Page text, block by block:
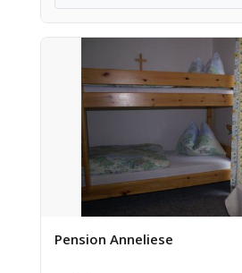
Pension Anneliese